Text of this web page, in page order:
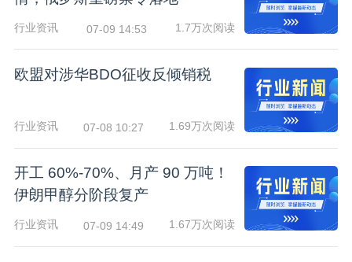
行业资讯 07-09 14:53 1.7万次阅读
欧盟对涉华BDO征收反倾销税
行业资讯 07-08 10:27 1.69万次阅读
开工 60%-70%、月产 90 万吨！
伊朗甲醇分阶段复产
行业资讯 07-09 14:49 1.67万次阅读